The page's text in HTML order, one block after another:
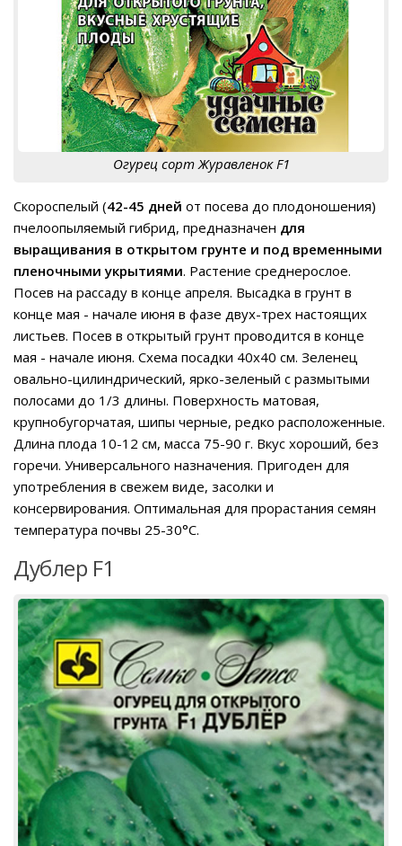
Огурец сорт Журавленок F1
Скороспелый (42-45 дней от посева до плодоношения)
пчелоопыляемый гибрид, предназначен для
выращивания в открытом грунте и под временными
пленочными укрытиями. Растение среднерослое.
Посев на рассаду в конце апреля. Высадка в грунт в
конце мая - начале июня в фазе двух-трех настоящих
листьев. Посев в открытый грунт проводится в конце
мая - начале июня. Схема посадки 40x40 см. Зеленец
овально-цилиндрический, ярко-зеленый с размытыми
полосами до 1/3 длины. Поверхность матовая,
крупнобугорчатая, шипы черные, редко расположенные.
Длина плода 10-12 см, масса 75-90 г. Вкус хороший, без
горечи. Универсального назначения. Пригоден для
употребления в свежем виде, засолки и
консервирования. Оптимальная для прорастания семян
температура почвы 25-30°С.
Дублер F1